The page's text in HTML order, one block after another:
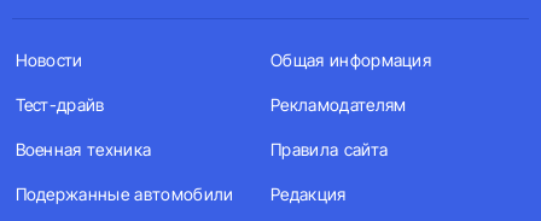
Новости
Тест-драйв
Военная техника
Подержанные автомобили
Общая информация
Рекламодателям
Правила сайта
Редакция